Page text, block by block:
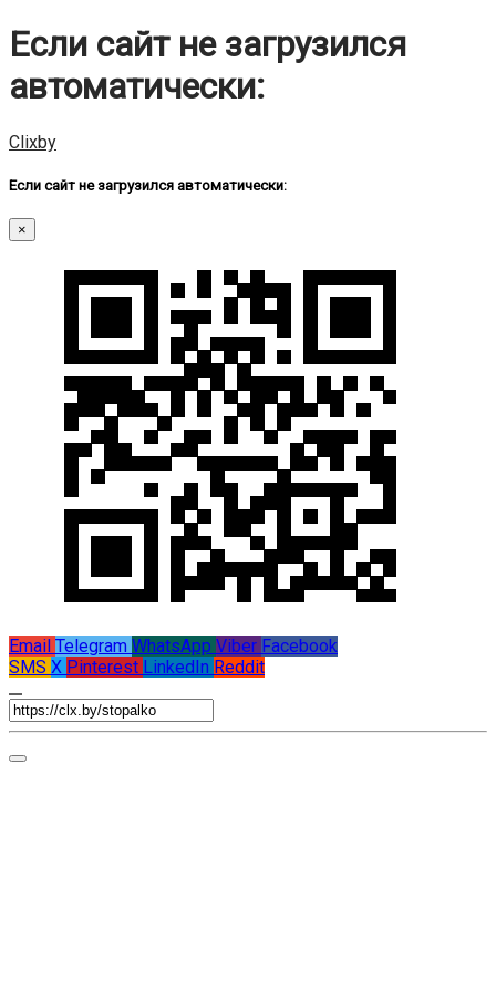
Если сайт не загрузился
автоматически:
Clixby
Если сайт не загрузился автоматически:
×
Email Telegram WhatsApp Viber Facebook
SMS X Pinterest LinkedIn Reddit